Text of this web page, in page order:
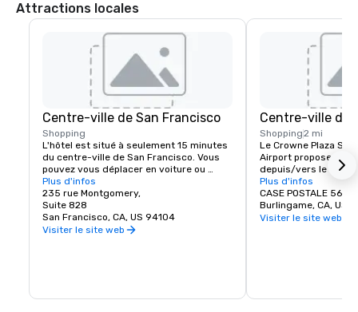
Attractions locales
Centre-ville de San Francisco
Shopping
L'hôtel est situé à seulement 15 minutes
du centre-ville de San Francisco. Vous
pouvez vous déplacer en voiture ou
prendre notre navette jusqu'au BART
(Bay Area Rapid Transit) pour accéder à
la plus incroyable destination de
renommée mondiale.
Plus d'infos
235 rue Montgomery,
Suite 828
San Francisco, CA, US 94104
Visiter le site web
Centre-ville de
Shopping2 mi
Le Crowne Plaza
Airport propose une
depuis/vers le
Burlingame. Avec
boutiques et de
Plus d'infos
CASE POSTALE 563
Burlingame, CA, US
Visiter le site web